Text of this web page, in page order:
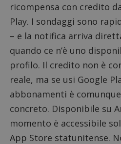
ricompensa con credito
Play. I sondaggi sono
– e la notifica arriva
quando ce n’è uno
profilo. Il credito non è
reale, ma se usi Google
abbonamenti è
concreto. Disponibile su
momento è accessibile
App Store statunitense.